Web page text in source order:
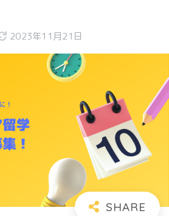
2023年11月21日